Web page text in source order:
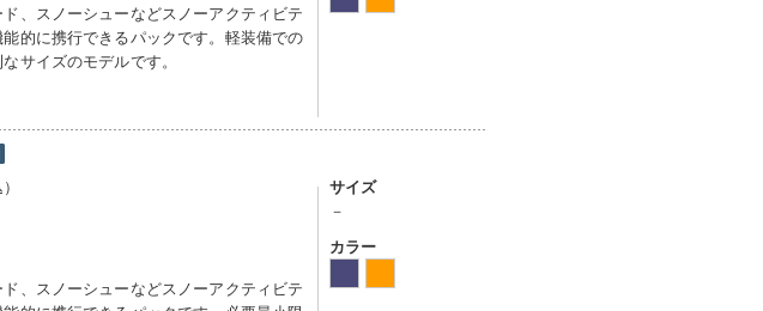
、スノーシューなどスノーアクティビテ
的に携行できるパックです。軽装備での
サイズのモデルです。
、スノーシューなどスノーアクティビテ
サイズ
－
カラー